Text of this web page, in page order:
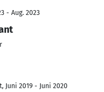
- Aug. 2023
Juni 2019 - Juni 2020